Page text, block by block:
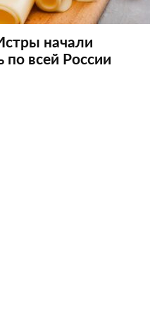
начали
по всей России